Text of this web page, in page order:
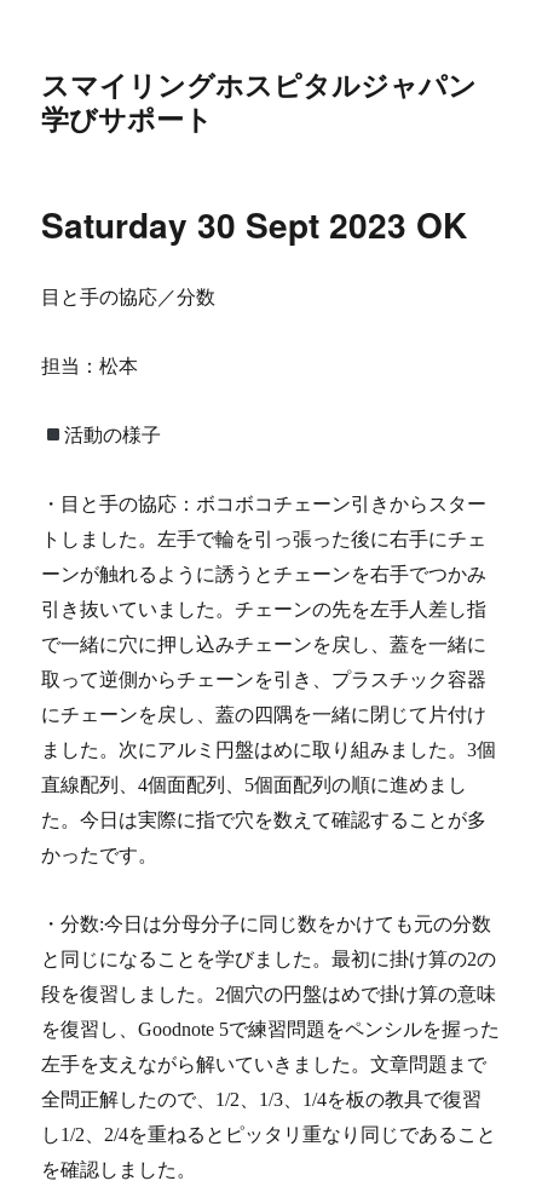
スマイリングホスピタルジャパン
学びサポート
Saturday 30 Sept 2023 OK
目と手の協応／分数
担当：松本
活動の様子
・目と手の協応：ボコボコチェーン引きからスター
トしました。左手で輪を引っ張った後に右手にチェ
ーンが触れるように誘うとチェーンを右手でつかみ
引き抜いていました。チェーンの先を左手人差し指
で一緒に穴に押し込みチェーンを戻し、蓋を一緒に
取って逆側からチェーンを引き、プラスチック容器
にチェーンを戻し、蓋の四隅を一緒に閉じて片付け
ました。次にアルミ円盤はめに取り組みました。3個
直線配列、4個面配列、5個面配列の順に進めまし
た。今日は実際に指で穴を数えて確認することが多
かったです。
・分数:今日は分母分子に同じ数をかけても元の分数
と同じになることを学びました。最初に掛け算の2の
段を復習しました。2個穴の円盤はめで掛け算の意味
を復習し、Goodnote 5で練習問題をペンシルを握った
左手を支えながら解いていきました。文章問題まで
全問正解したので、1/2、1/3、1/4を板の教具で復習
し1/2、2/4を重ねるとピッタリ重なり同じであること
を確認しました。